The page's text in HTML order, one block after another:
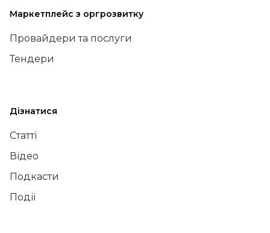
Маркетплейс з оргрозвитку
Провайдери та послуги
Тендери
Дізнатися
Статті
Відео
Подкасти
Події